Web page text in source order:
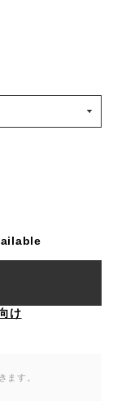
け
ます。